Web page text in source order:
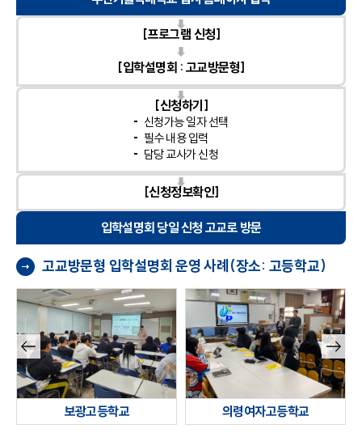
[프로그램 신청]
[입학설명회 : 고교방문형]
[신청하기]
신청가능 일자 선택
필수 내용 입력
담당 교사가 신청
[신청정보확인]
입학설명회 당일 신청 고교로 방문
고교방문형 입학설명회 운영 사례(장소: 고등학교)
이전
슬라
이드
보광고등학교
의령여자고등학교
다음
슬라
이드